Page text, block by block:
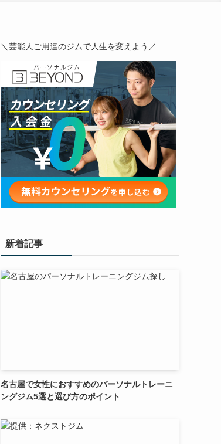
＼芸能人ご用達のジムで人生を変えよう／
新着記事
名古屋で女性におすすめのパーソナルトレーニ
ングジム5選と選び方のポイント